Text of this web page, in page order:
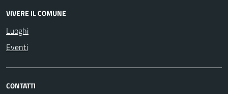
VIVERE IL COMUNE
Luoghi
Eventi
CONTATTI